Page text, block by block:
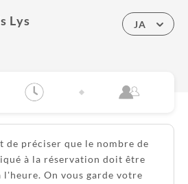
Lys JA
de préciser que le nombre de
à la réservation doit être
l'heure. On vous garde votre